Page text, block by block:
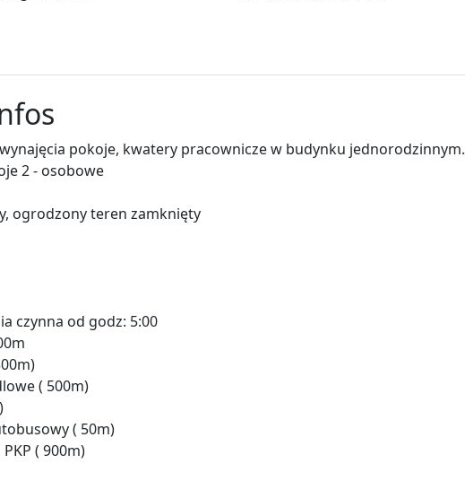
pokoje, kwatery pracownicze w budynku jednorodzinnym.
2 - osobowe
ogrodzony teren zamknięty
czynna od godz: 5:00
( 500m)
( 50m)
( 900m)